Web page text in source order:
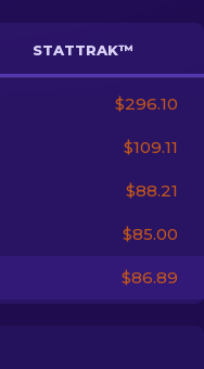
ZH-TW
STATTRAK™
$296.10
$109.11
$88.21
$85.00
$86.89